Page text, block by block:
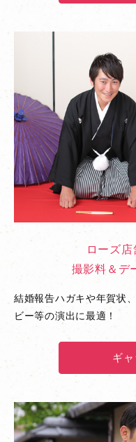
ローズ
撮影料＆デ
結婚報告ハガキや年賀状
ビー等の演出に最適！
ギ